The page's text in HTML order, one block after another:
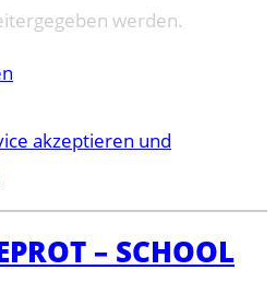
werden.
akzeptieren und
– SCHOOL